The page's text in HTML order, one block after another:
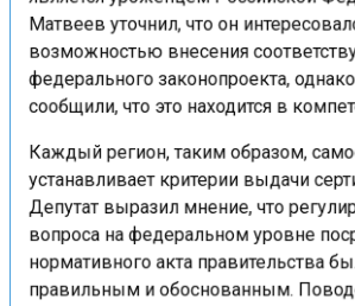
Матвеев уточнил, что он
возможностью внесения
федерального законопроекта,
сообщили, что это находится в
Каждый регион, таким образом,
устанавливает критерии выдачи
Депутат выразил мнение, что
вопроса на федеральном уровне
нормативного акта правительства
правильным и обоснованным.